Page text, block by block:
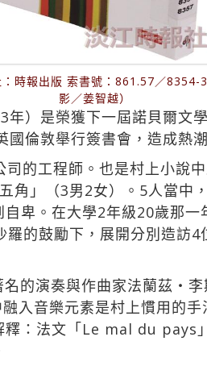
時報出版 索書號：861.57／
影／姜智越）
年）是榮獲下一屆諾貝爾文
倫敦舉行簽書會，造成熱
的工程師。也是村上小說
角」（3男2女）。5人當中
卑。在大學2年級20歲那
的鼓勵下，展開分別造訪
的演奏與作曲家法蘭茲‧
入音樂元素是村上慣用的
：法文「Le mal du pays